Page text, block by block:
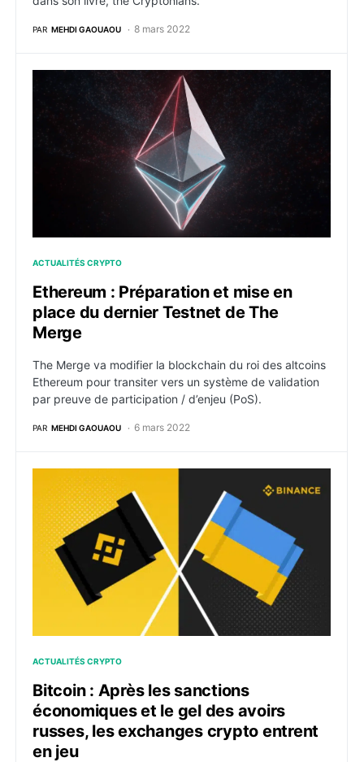
PAR MEHDI GAOUAOU 8 mars 2022
Ethereum : Préparation et mise en place du dernier
ACTUALITÉS CRYPTO
Ethereum : Préparation et mise en
place du dernier Testnet de The
Merge
The Merge va modifier la blockchain du roi des altcoins
Ethereum pour transiter vers un système de validation
par preuve de participation / d’enjeu (PoS).
PAR MEHDI GAOUAOU 6 mars 2022
Bitcoin : Après les sanctions économiques et le gel
ACTUALITÉS CRYPTO
Bitcoin : Après les sanctions
économiques et le gel des avoirs
russes, les exchanges crypto entrent
en jeu